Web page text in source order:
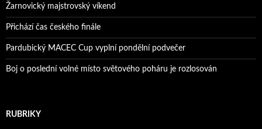
Žarnovický majstrovský víkend
Přichází čas českého finále
Pardubický MACEC Cup vyplní pondělní podvečer
Boj o poslední volné místo světového poháru je rozlosován
RUBRIKY